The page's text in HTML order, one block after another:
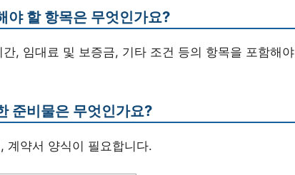
야 할 항목은 무엇인가요?
, 임대료 및 보증금, 기타 조건 등의 항목을 포함해야
준비물은 무엇인가요?
계약서 양식이 필요합니다.